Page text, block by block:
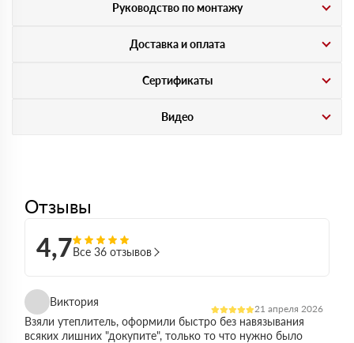
Руководство по монтажу
Доставка и оплата
Сертификаты
Видео
Отзывы
4,7Все 36 отзывов
Виктория
21 апреля 2026
Взяли утеплитель, оформили быстро без навязывания
всяких лишних "докупите", только то что нужно было